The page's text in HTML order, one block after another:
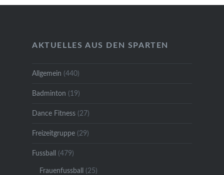
AKTUELLES AUS DEN SPARTEN
Allgemein (440)
Badminton (19)
Dance Fitness(27)
Freizeitgruppe(29)
Fussball (479)
Frauenfussball (25)